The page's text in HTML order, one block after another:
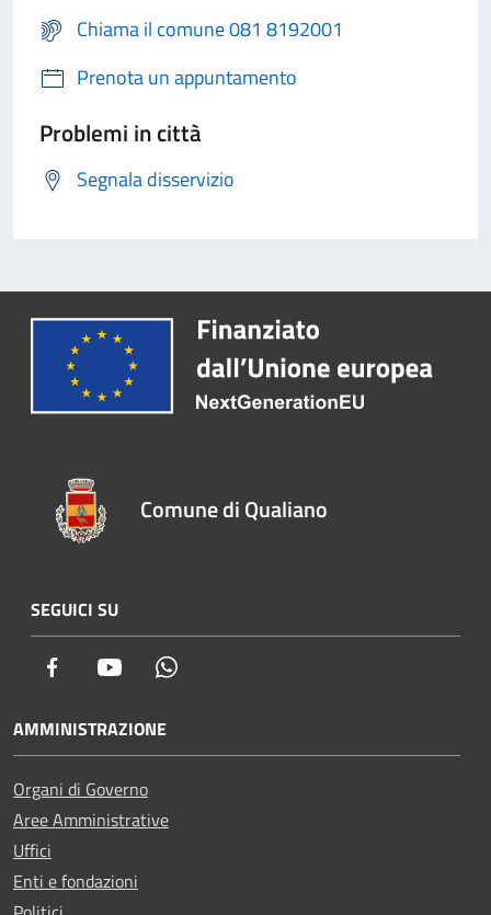
Chiama il comune 081 8192001
Prenota un appuntamento
Problemi in città
Segnala disservizio
Comune di Qualiano
SEGUICI SU
Facebook Youtube
AMMINISTRAZIONE
Organi di Governo
Aree Amministrative
Uffici
Enti e fondazioni